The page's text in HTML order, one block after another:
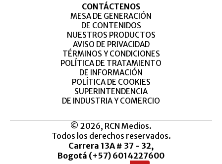
CONTÁCTENOS
MESA DE GENERACIÓN
DE CONTENIDOS
NUESTROS PRODUCTOS
AVISO DE PRIVACIDAD
TÉRMINOS Y CONDICIONES
POLÍTICA DE TRATAMIENTO
DE INFORMACIÓN
POLÍTICA DE COOKIES
SUPERINTENDENCIA
DE INDUSTRIA Y COMERCIO
© 2026, RCN Medios.
Todos los derechos reservados.
Carrera 13A # 37 - 32,
Bogotá (+57) 6014227600